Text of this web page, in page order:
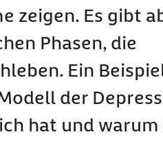
depressiven Episode
nicht?
zeigen. Es gibt
Phasen, die
Ein
der
hat und warum